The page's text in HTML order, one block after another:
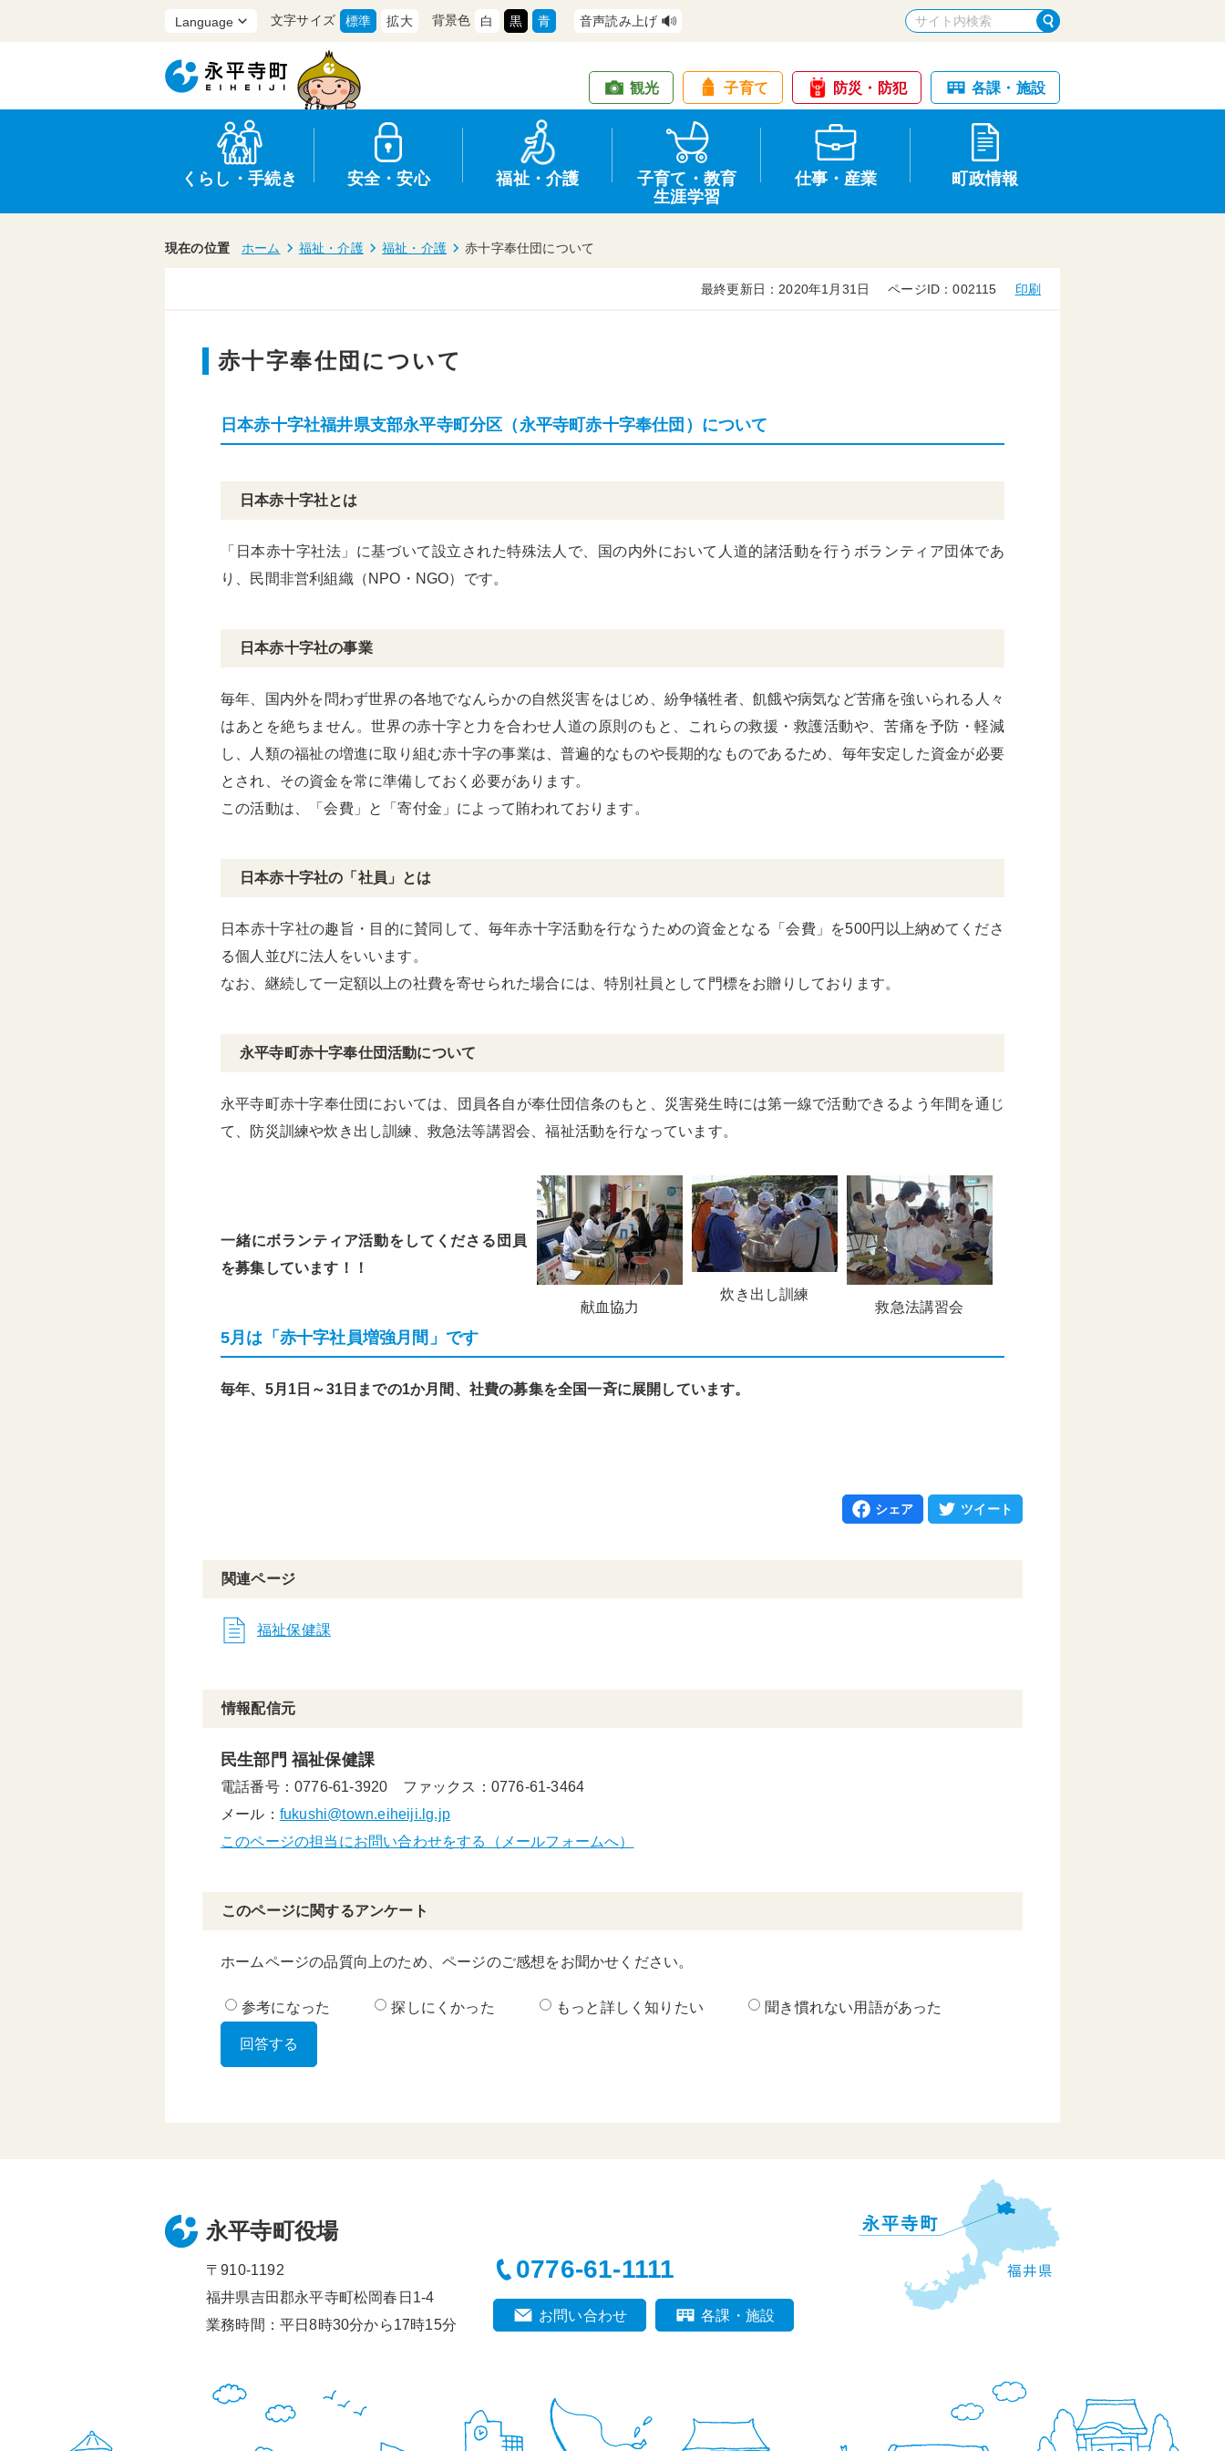
観光 子育て 防災・防犯 各課・施設
くらし・手続き 安全・安心 福祉・介護
子育て・教育
生涯学習
仕事・産業 町政情報
頑張る地方応援プロ
文字サイズ 標準 拡大 背景色 白 黒 青 音声読み上げ
現在の位置 ホーム 福祉・介護 福祉・介護 赤十字奉仕団について
最終更新日：2020年1月31日 ページID：002115 印刷
赤十字奉仕団について
日本赤十字社福井県支部永平寺町分区（永平寺町赤十字奉仕団）について
日本赤十字社とは
「日本赤十字社法」に基づいて設立された特殊法人で、国の内外において人道的諸活動を行うボランティア団体であ
り、民間非営利組織（NPO・NGO）です。
日本赤十字社の事業
毎年、国内外を問わず世界の各地でなんらかの自然災害をはじめ、紛争犠牲者、飢餓や病気など苦痛を強いられる人々
はあとを絶ちません。世界の赤十字と力を合わせ人道の原則のもと、これらの救援・救護活動や、苦痛を予防・軽減
し、人類の福祉の増進に取り組む赤十字の事業は、普遍的なものや長期的なものであるため、毎年安定した資金が必要
とされ、その資金を常に準備しておく必要があります。
この活動は、「会費」と「寄付金」によって賄われております。
日本赤十字社の「社員」とは
日本赤十字社の趣旨・目的に賛同して、毎年赤十字活動を行なうための資金となる「会費」を500円以上納めてくださ
る個人並びに法人をいいます。
なお、継続して一定額以上の社費を寄せられた場合には、特別社員として門標をお贈りしております。
永平寺町赤十字奉仕団活動について
永平寺町赤十字奉仕団においては、団員各自が奉仕団信条のもと、災害発生時には第一線で活動できるよう年間を通じ
て、防災訓練や炊き出し訓練、救急法等講習会、福祉活動を行なっています。
献血協力
炊き出し訓練
救急法講習会
一緒にボランティア活動をしてくださる団員
を募集しています！！
5月は「赤十字社員増強月間」です
毎年、5月1日～31日までの1か月間、社費の募集を全国一斉に展開しています。
シェア ツイート
関連ページ
福祉保健課
情報配信元
民生部門 福祉保健課
電話番号：0776-61-3920 ファックス：0776-61-3464
メール： fukushi@town.eiheiji.lg.jp
このページの担当にお問い合わせをする（メールフォームへ）
このページに関するアンケート
ホームページの品質向上のため、ページのご感想をお聞かせください。
参考になった 探しにくかった もっと詳しく知りたい 聞き慣れない用語があった
永平寺町役場
〒910-1192
福井県吉田郡永平寺町松岡春日1-4
業務時間：平日8時30分から17時15分
0776-61-1111
お問い合わせ 各課・施設